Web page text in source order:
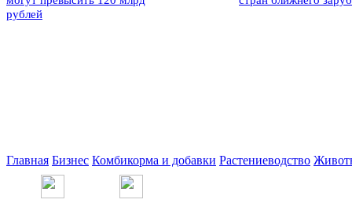
рублей
Главная Бизнес Комбикорма и добавки Растениеводство